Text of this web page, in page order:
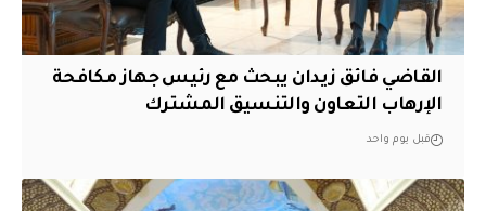
القاضي فائق زيدان يبحث مع رئيس جهاز مكافحة
الإرهاب التعاون والتنسيق المشترك
قبل يوم واحد